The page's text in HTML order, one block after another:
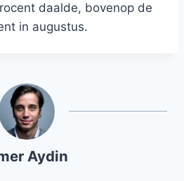
daalde, bovenop de
in augustus.
Aydin